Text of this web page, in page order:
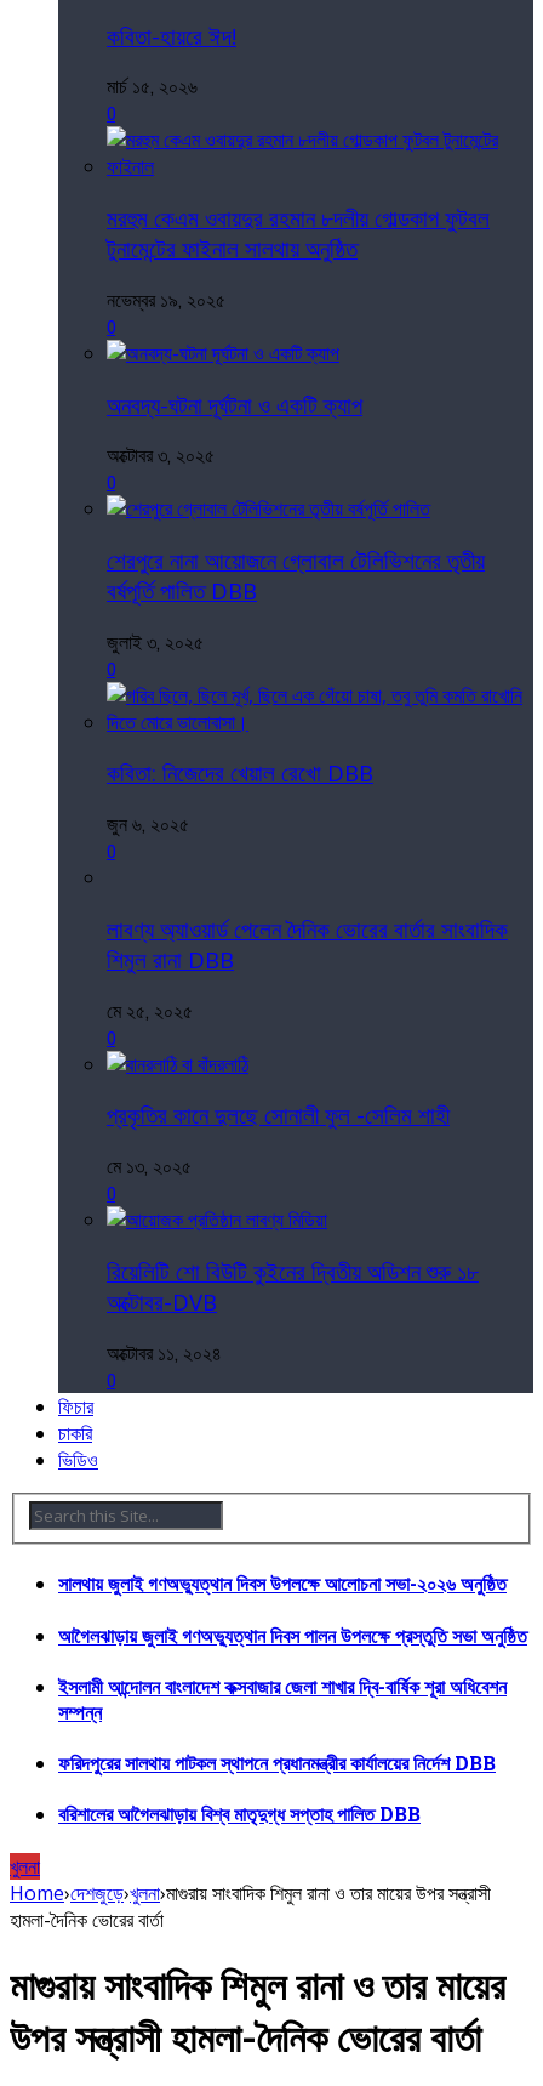
কবিতা-হায়রে ঈদ!
মার্চ ১৫, ২০২৬
0
মরহুম কেএম ওবায়দুর রহমান ৮দলীয় গোল্ডকাপ ফুটবল
টুনামেন্টের ফাইনাল সালথায় অনুষ্ঠিত
নভেম্বর ১৯, ২০২৫
0
অনবদ্য-ঘটনা দূর্ঘটনা ও একটি ক্যাপ
অক্টোবর ৩, ২০২৫
0
শেরপুরে নানা আয়োজনে গ্লোবাল টেলিভিশনের তৃতীয়
বর্ষপূর্তি পালিত DBB
জুলাই ৩, ২০২৫
0
কবিতা: নিজেদের খেয়াল রেখো DBB
জুন ৬, ২০২৫
0
লাবণ্য অ্যাওয়ার্ড পেলেন দৈনিক ভোরের বার্তার সাংবাদিক
শিমুল রানা DBB
মে ২৫, ২০২৫
0
প্রকৃতির কানে দুলছে সোনালী ফুল -সেলিম শাহী
মে ১৩, ২০২৫
0
রিয়েলিটি শো বিউটি কুইনের দ্বিতীয় অডিশন শুরু ১৮
অক্টোবর-DVB
অক্টোবর ১১, ২০২৪
0
ফিচার
চাকরি
ভিডিও
সালথায় জুলাই গণঅভ্যুত্থান দিবস উপলক্ষে আলোচনা সভা-২০২৬ অনুষ্ঠিত
আগৈলঝাড়ায় জুলাই গণঅভ্যুত্থান দিবস পালন উপলক্ষে প্রস্তুতি সভা অনুষ্ঠিত
ইসলামী আন্দোলন বাংলাদেশ কক্সবাজার জেলা শাখার দ্বি-বার্ষিক শূরা অধিবেশন
সম্পন্ন
ফরিদপুরের সালথায় পাটকল স্থাপনে প্রধানমন্ত্রীর কার্যালয়ের নির্দেশ DBB
বরিশালের আগৈলঝাড়ায় বিশ্ব মাতৃদুগ্ধ সপ্তাহ পালিত DBB
খুলনা
Home›দেশজুড়ে›খুলনা›মাগুরায় সাংবাদিক শিমুল রানা ও তার মায়ের উপর সন্ত্রাসী
হামলা-দৈনিক ভোরের বার্তা
মাগুরায় সাংবাদিক শিমুল রানা ও তার মায়ের
উপর সন্ত্রাসী হামলা-দৈনিক ভোরের বার্তা